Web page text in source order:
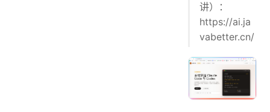
讲）：
https://ai.ja
vabetter.cn/